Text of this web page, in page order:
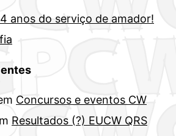
anos do serviço de amador!
Concursos e eventos CW
Resultados (?) EUCW QRS